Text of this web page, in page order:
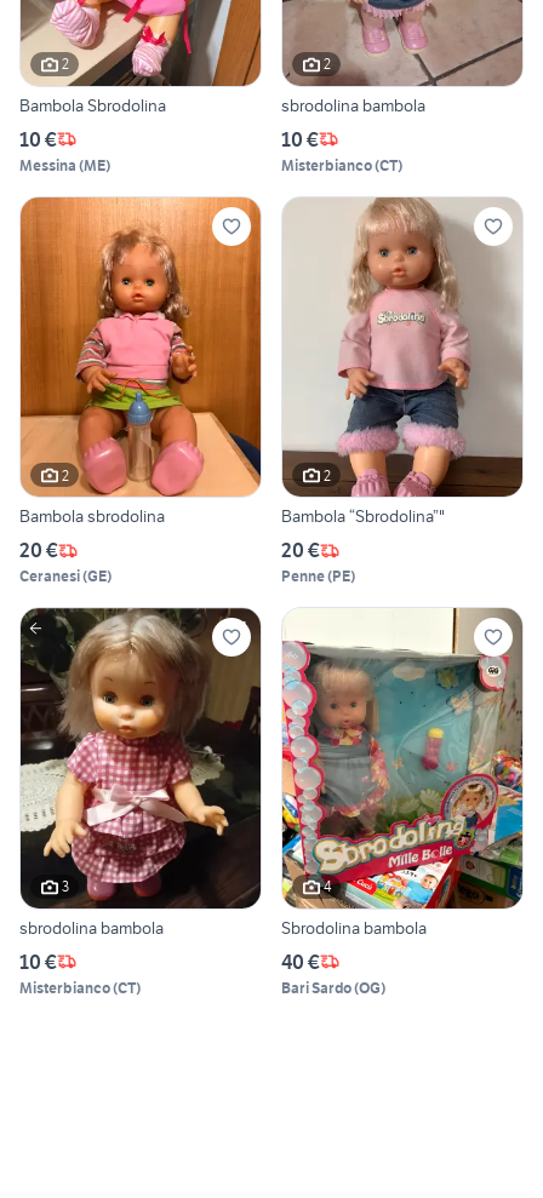
2
Bambola Sbrodolina
10 €
Messina (ME)
2
sbrodolina bambola
10 €
Misterbianco(CT)
2
Bambola sbrodolina
20 €
Ceranesi(GE)
2
Bambola “Sbrodolina”"
20 €
Penne(PE)
3
sbrodolina bambola
10 €
Misterbianco(CT)
4
Sbrodolina bambola
40 €
Bari Sardo(OG)